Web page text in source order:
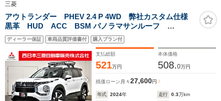
三菱
アウトランダー PHEV 2.4 P 4WD 弊社カスタム仕様
黒革 HUD ACC BSM パノラマサンルーフ
YAMAHAスピーカー Apple CarPlay 純正ナビ シート
ヒーター&クーラー ステアリングヒーター デジタルイ
ンナーミラー 全周囲カメラ 正規認定中古車
ディーラー保証 車両品質評価書付 購入プラン付
支払総額
521万円
本体価格
508.0万円
残価ローン 月々27,600円
年式 2024年 走行 0.3万km